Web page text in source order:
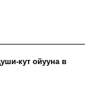
кут ойууна в